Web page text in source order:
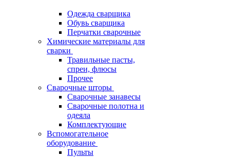
Одежда сварщика
Обувь сварщика
Перчатки сварочные
Химические материалы для
сварки
Травильные пасты,
спреи, флюсы
Прочее
Сварочные шторы
Сварочные занавесы
Сварочные полотна и
одеяла
Комплектующие
Вспомогательное
оборудование
Пульты